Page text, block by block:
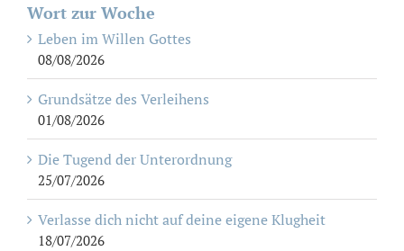
Wort zur Woche
Leben im Willen Gottes
08/08/2026
Grundsätze des Verleihens
01/08/2026
Die Tugend der Unterordnung
25/07/2026
Verlasse dich nicht auf deine eigene Klugheit
18/07/2026